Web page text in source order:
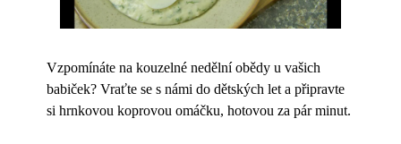
Vzpomínáte na kouzelné nedělní obědy u vašich
babiček? Vraťte se s námi do dětských let a připravte
si hrnkovou koprovou omáčku, hotovou za pár minut.